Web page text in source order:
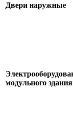
Двери наружные
модульного здания